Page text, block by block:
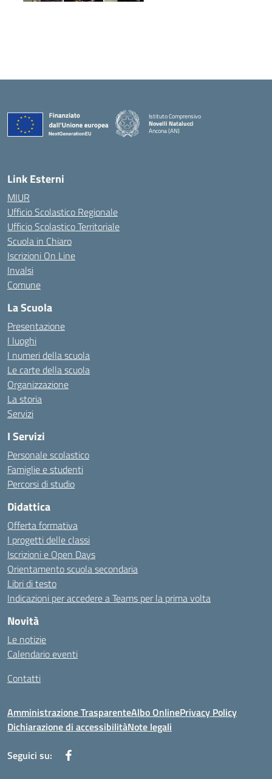
Istituto Comprensivo
Novelli Natalucci
Ancona (AN)
Link Esterni
MIUR
Ufficio Scolastico Regionale
Ufficio Scolastico Territoriale
Scuola in Chiaro
Iscrizioni On Line
Invalsi
Comune
La Scuola
Presentazione
I luoghi
I numeri della scuola
Le carte della scuola
Organizzazione
La storia
Servizi
I Servizi
Personale scolastico
Famiglie e studenti
Percorsi di studio
Didattica
Offerta formativa
I progetti delle classi
Iscrizioni e Open Days
Orientamento scuola secondaria
Libri di testo
Indicazioni per accedere a Teams per la prima volta
Novità
Le notizie
Calendario eventi
Contatti
Amministrazione TrasparenteAlbo OnlinePrivacy Policy
Dichiarazione di accessibilitàNote legali
Seguici su: